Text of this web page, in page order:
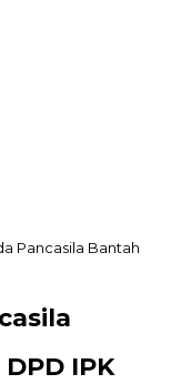
Pancasila Bantah
IPK